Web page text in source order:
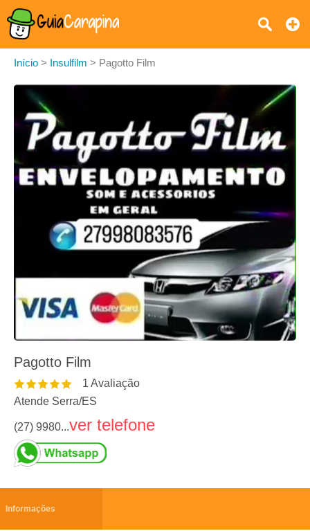
Início > Insulfilm > Pagotto Film
Pagotto Film
1 Avaliação
Atende Serra/ES
(27) 9980...ver telefone
Informações